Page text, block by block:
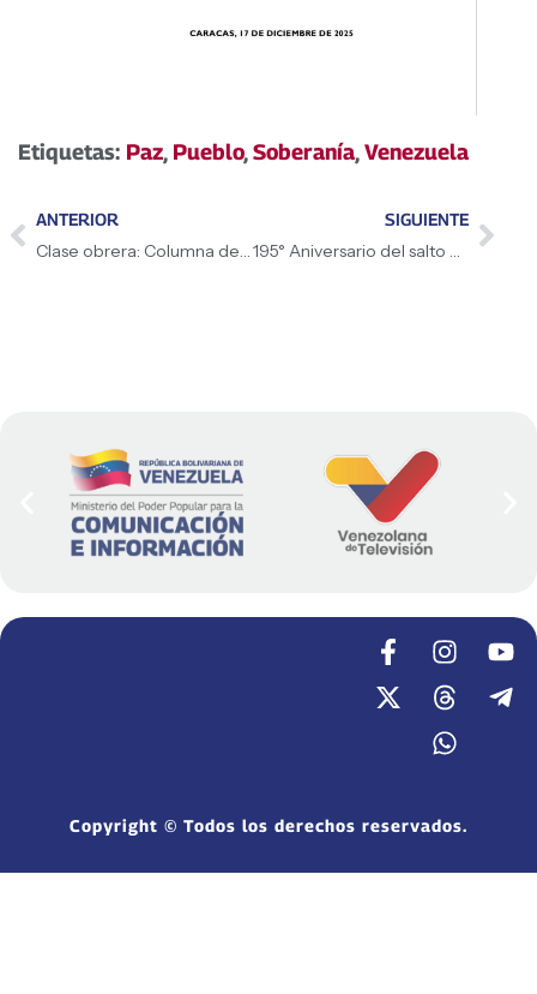
Etiquetas: Paz, Pueblo,Soberanía,Venezuela
ANTERIOR
Clase obrera: Columna del desarrollo económico y la paz
SIGUIENTE
195° Aniversario del salto a la inmortalidad del padre Simón Bolívar
Copyright © Todos los derechos reservados.